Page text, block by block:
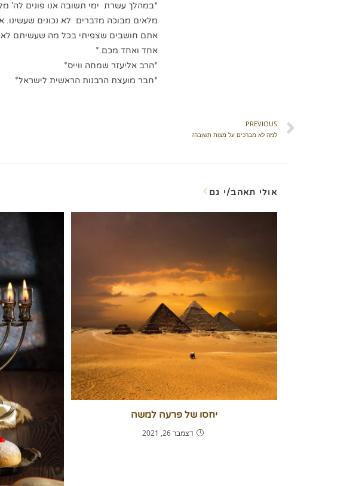
*במהלך עשרת ימי תשובה אנו פונים לה'
מלאים מבוכה מדברים לא נכונים שעשינו.
אתם חושבים שצפיתי בכל מה שעשיתם לא
אחד ואחד מכם.*
*הרב אליעזר שמחה ווייס*
*חבר מועצת הרבנות הראשית לישראל*
PREVIOUS
למה לא מברכים על מצות תשובה?
אולי תאהב/י גם
יחסו של פרעה למשה
דצמבר 26, 2021